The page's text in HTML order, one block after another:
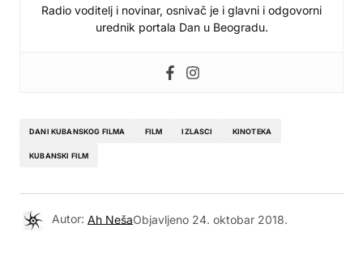
Radio voditelj i novinar, osnivač je i glavni i odgovorni
urednik portala Dan u Beogradu.
DANI KUBANSKOG FILMA FILM IZLASCI KINOTEKA
KUBANSKI FILM
Autor: Ah NešaObjavljeno 24. oktobar 2018.